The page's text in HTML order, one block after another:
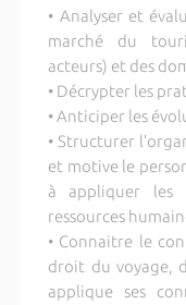
• Analyser et
marché du
acteurs) et des
• Décrypter les
• Anticiper les
• Structurer
et motive le
à appliquer les
ressources
• Connaitre le
droit du voyage,
applique ses